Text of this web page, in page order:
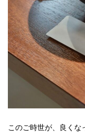
このご時世が、良くな